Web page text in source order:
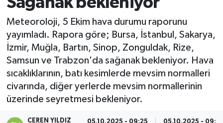
Meteoroloji, 5 Ekim hava durumu raporunu
yayımladı. Rapora göre; Bursa, İstanbul, Sakarya,
İzmir, Muğla, Bartın, Sinop, Zonguldak, Rize,
Samsun ve Trabzon'da sağanak bekleniyor. Hava
sıcaklıklarının, batı kesimlerde mevsim normalleri
civarında, diğer yerlerde mevsim normallerinin
üzerinde seyretmesi bekleniyor.
CEREN YILDIZ
Mevzuat
Sendika
Kpss - Sınav
Son Dakika Haberleri
Haber Arşivi